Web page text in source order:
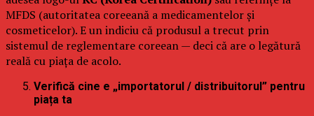
MFDS (autoritatea coreeană a medicamentelor și
cosmeticelor). E un indiciu că produsul a trecut prin
sistemul de reglementare coreean — deci că are o legătură
reală cu piața de acolo.
Verifică cine e „importatorul / distribuitorul” pentru
piața ta